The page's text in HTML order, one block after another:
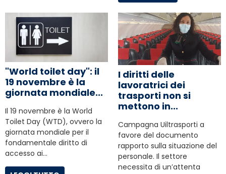
"World toilet day": il
19 novembre è la
giornata mondiale...
Il 19 novembre è la World
Toilet Day (WTD), ovvero la
giornata mondiale per il
fondamentale diritto di
accesso ai…
I diritti delle
lavoratrici dei
trasporti non si
mettono in...
Campagna Uiltrasporti a
favore del documento
rapporto sulla situazione del
personale. Il settore
necessita di un’attenta